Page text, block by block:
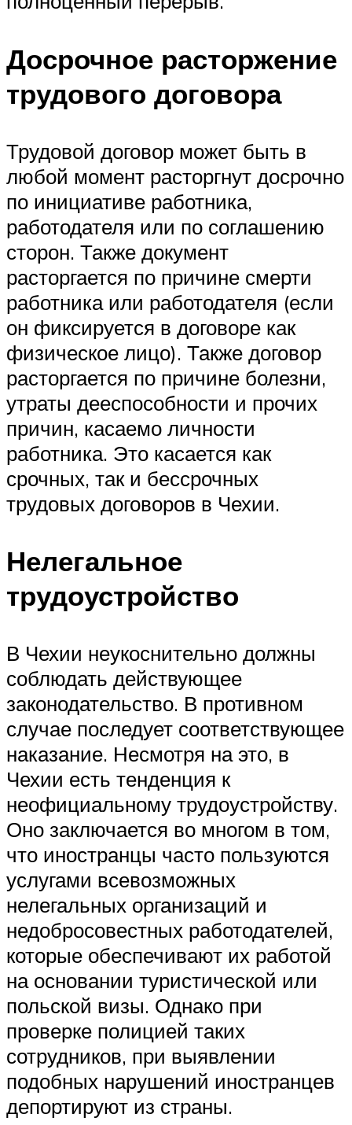
Досрочное расторжение
трудового договора
Трудовой договор может быть в
любой момент расторгнут досрочно
по инициативе работника,
работодателя или по соглашению
сторон. Также документ
расторгается по причине смерти
работника или работодателя (если
он фиксируется в договоре как
физическое лицо). Также договор
расторгается по причине болезни,
утраты дееспособности и прочих
причин, касаемо личности
работника. Это касается как
срочных, так и бессрочных
трудовых договоров в Чехии.
Нелегальное
трудоустройство
В Чехии неукоснительно должны
соблюдать действующее
законодательство. В противном
случае последует соответствующее
наказание. Несмотря на это, в
Чехии есть тенденция к
неофициальному трудоустройству.
Оно заключается во многом в том,
что иностранцы часто пользуются
услугами всевозможных
нелегальных организаций и
недобросовестных работодателей,
которые обеспечивают их работой
на основании туристической или
польской визы. Однако при
проверке полицией таких
сотрудников, при выявлении
подобных нарушений иностранцев
депортируют из страны.